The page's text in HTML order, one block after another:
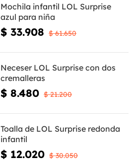
Mochila infantil LOL Surprise
azul para niña
$ 33.908 $ 61.650
Neceser LOL Surprise con dos
cremalleras
$ 8.480 $ 21.200
Toalla de LOL Surprise redonda
infantil
$ 12.020 $ 30.050